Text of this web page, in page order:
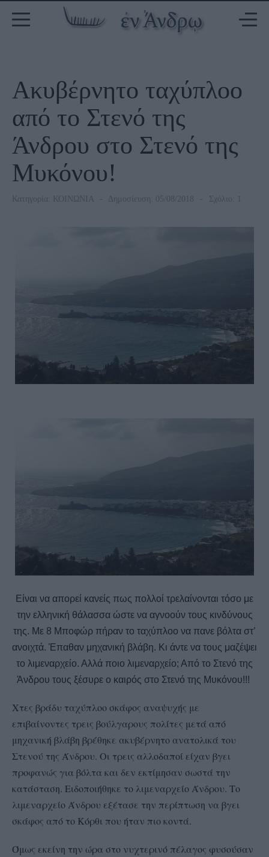
Ακυβέρνητο ταχύπλοο
από το Στενό της
Άνδρου στο Στενό της
Μυκόνου!
Κατηγορία: ΚΟΙΝΩΝΙΑ Δημοσίευση: 05/08/2018 Σχόλιο: 1
Είναι να απορεί κανείς πως πολλοί τρελαίνονται τόσο με
την ελληνική θάλασσα ώστε να αγνοούν τους κινδύνους
της. Με 8 Μποφώρ πήραν το ταχύπλοο να πανε βόλτα στ’
ανοιχτά. Έπαθαν μηχανική βλάβη. Κι άντε να τους μαζέψει
το λιμεναρχείο. Αλλά ποιο λιμεναρχείο; Από το Στενό της
Άνδρου τους ξέσυρε ο καιρός στο Στενό της Μυκόνου!!!
Χτες βράδυ ταχύπλοο σκάφος αναψυχής με
επιβαίνοντες τρεις βούλγαρους πολίτες μετά από
μηχανική βλάβη βρέθηκε ακυβέρνητο ανατολικά του
Στενού της Άνδρου. Οι τρεις αλλοδαποί είχαν βγει
προφανώς για βόλτα και δεν εκτίμησαν σωστά την
κατάσταση. Ειδοποιήθηκε το λιμεναρχείο Άνδρου. Το
λιμεναρχείο Άνδρου εξέτασε την περίπτωση να βγει
σκάφος από το Κόρθι που ήταν πιο κοντά.
Όμως εκείνη την ώρα στο νυχτερινό πέλαγος φυσούσαν